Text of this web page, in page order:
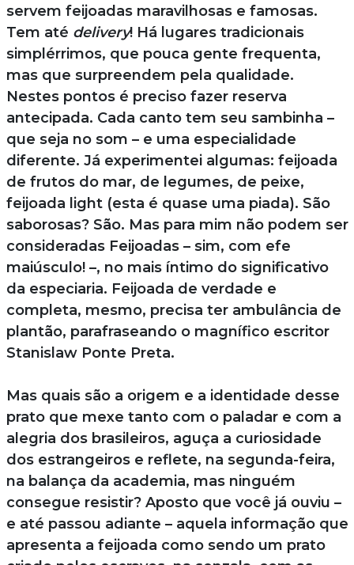
servem feijoadas maravilhosas e famosas.
Tem até delivery! Há lugares tradicionais
simplérrimos, que pouca gente frequenta,
mas que surpreendem pela qualidade.
Nestes pontos é preciso fazer reserva
antecipada. Cada canto tem seu sambinha –
que seja no som – e uma especialidade
diferente. Já experimentei algumas: feijoada
de frutos do mar, de legumes, de peixe,
feijoada light (esta é quase uma piada). São
saborosas? São. Mas para mim não podem ser
consideradas Feijoadas – sim, com efe
maiúsculo! –, no mais íntimo do significativo
da especiaria. Feijoada de verdade e
completa, mesmo, precisa ter ambulância de
plantão, parafraseando o magnífico escritor
Stanislaw Ponte Preta.
Mas quais são a origem e a identidade desse
prato que mexe tanto com o paladar e com a
alegria dos brasileiros, aguça a curiosidade
dos estrangeiros e reflete, na segunda-feira,
na balança da academia, mas ninguém
consegue resistir? Aposto que você já ouviu –
e até passou adiante – aquela informação que
apresenta a feijoada como sendo um prato